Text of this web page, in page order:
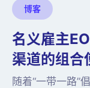
博客
名义雇主
渠道的组合
随着“一带一路”